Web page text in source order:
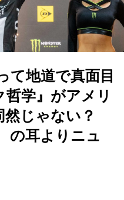
て地道で真面目
学』がアメリ
じゃない？
の耳よりニュ